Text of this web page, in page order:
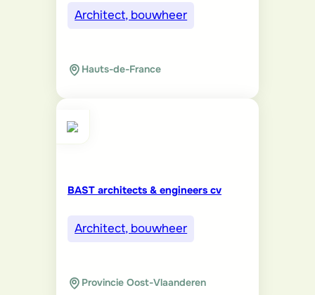
Architect, bouwheer
Hauts-de-France
BAST architects & engineers cv
Architect, bouwheer
Provincie Oost-Vlaanderen